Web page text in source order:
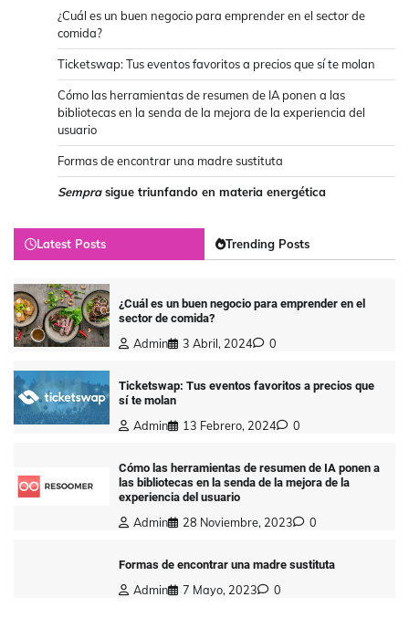
¿Cuál es un buen negocio para emprender en el sector de
comida?
Ticketswap: Tus eventos favoritos a precios que sí te molan
Cómo las herramientas de resumen de IA ponen a las
bibliotecas en la senda de la mejora de la experiencia del
usuario
Formas de encontrar una madre sustituta
Semprasigue triunfando en materia energética
Latest Posts Trending Posts
¿Cuál es un buen negocio para emprender en el
sector de comida?
Admin 3 Abril, 2024 0
Ticketswap: Tus eventos favoritos a precios que
sí te molan
Admin 13 Febrero, 2024 0
Cómo las herramientas de resumen de IA ponen a
las bibliotecas en la senda de la mejora de la
experiencia del usuario
Admin 28 Noviembre, 2023 0
Formas de encontrar una madre sustituta
Admin 7 Mayo, 2023 0